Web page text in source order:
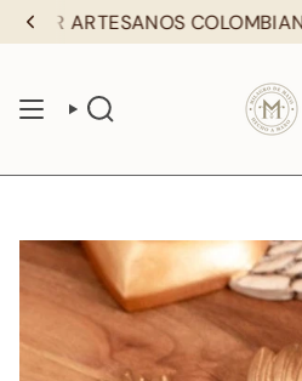
ARTESANOS COLOMBIANOS
BÚSQUEDA